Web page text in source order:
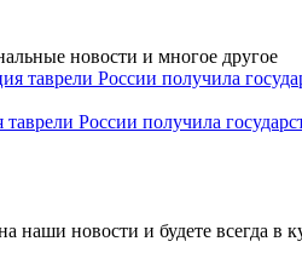
новости и многое другое
России получила
наши новости и будете всегда в